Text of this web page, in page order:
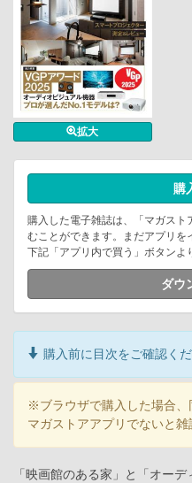
拡大
購
購入した電子雑誌は、「マガス
むことができます。まだアプリを
下記「アプリ内で買う」ボタンよ
ダウ
購入前に目次をご確認く
※ブラウザで購入した場合
マガストアアプリでないと雑
「映画館のある家」と「オー